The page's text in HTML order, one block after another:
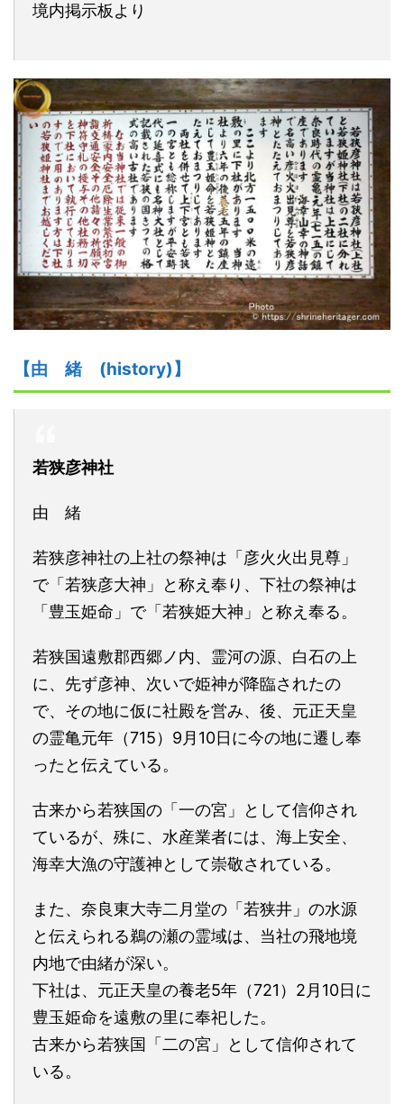
境内掲示板より
【由 緒 (history)】
若狭彦神社
由 緒
若狭彦神社の上社の祭神は「彦火火出見尊」
で「若狭彦大神」と称え奉り、下社の祭神は
「豊玉姫命」で「若狭姫大神」と称え奉る。
若狭国遠敷郡西郷ノ内、霊河の源、白石の上
に、先ず彦神、次いで姫神が降臨されたの
で、その地に仮に社殿を営み、後、元正天皇
の霊亀元年（715）9月10日に今の地に遷し奉
ったと伝えている。
古来から若狭国の「一の宮」として信仰され
ているが、殊に、水産業者には、海上安全、
海幸大漁の守護神として崇敬されている。
また、奈良東大寺二月堂の「若狭井」の水源
と伝えられる鵜の瀬の霊域は、当社の飛地境
内地で由緒が深い。
下社は、元正天皇の養老5年（721）2月10日に
豊玉姫命を遠敷の里に奉祀した。
古来から若狭国「二の宮」として信仰されて
いる。